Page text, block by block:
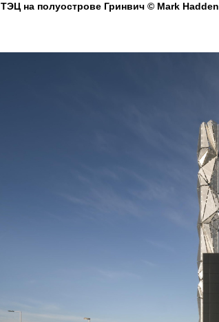
ТЭЦ на полуострове Гринвич © Mark Hadden